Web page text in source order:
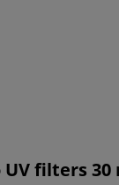
UV filters 30